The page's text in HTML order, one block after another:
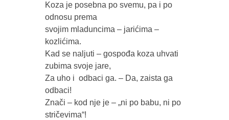
Koza je posebna po svemu, pa i po
odnosu prema
svojim mladuncima – jarićima –
kozlićima.
Kad se naljuti – gospođa koza uhvati
zubima svoje jare,
Za uho i  odbaci ga. – Da, zaista ga
odbaci!
Znači – kod nje je – „ni po babu, ni po
stričevima“!